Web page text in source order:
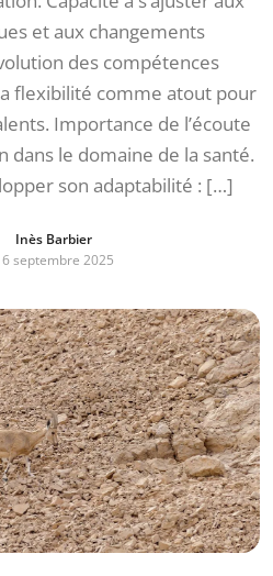
et aux changements
des compétences
flexibilité comme atout pour
Importance de l’écoute
dans le domaine de la santé.
son adaptabilité : […]
Inès Barbier
septembre 2025